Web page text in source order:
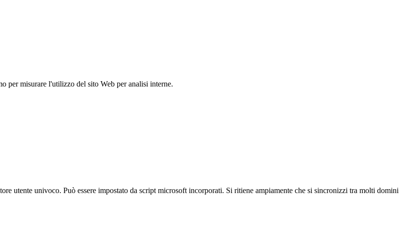
per misurare l'utilizzo del sito Web per analisi interne.
utente univoco. Può essere impostato da script microsoft incorporati. Si ritiene ampiamente che si sincronizzi tra molti domini